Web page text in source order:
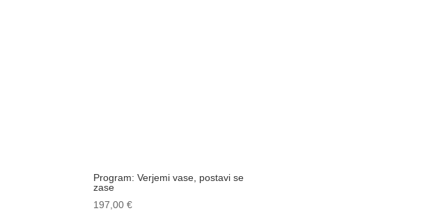
Program: Verjemi vase, postavi se
zase
197,00€